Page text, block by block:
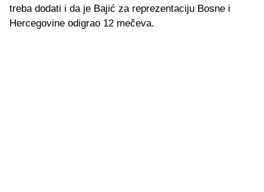
treba dodati i da je Bajić za reprezentaciju Bosne i
Hercegovine odigrao 12 mečeva.